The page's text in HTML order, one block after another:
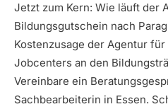
Jetzt zum Kern: Wie läuft der
Bildungsgutschein nach
Kostenzusage der Agentur
Jobcenters an den
Vereinbare ein
Sachbearbeiterin in Essen.